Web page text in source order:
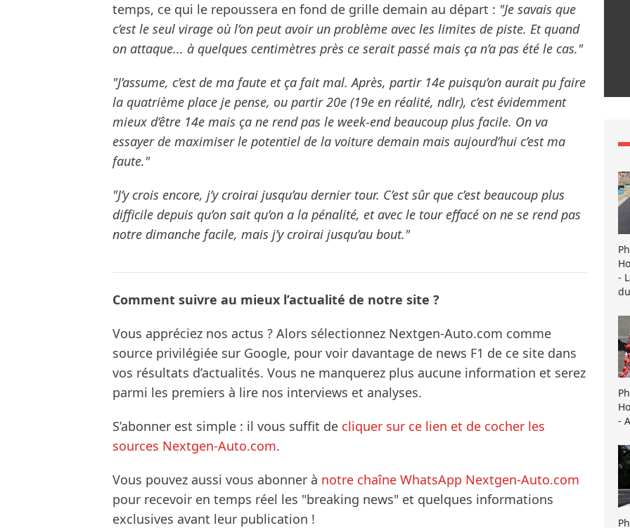
temps, ce qui le repoussera en fond de grille demain au départ : "Je savais que
c’est le seul virage où l’on peut avoir un problème avec les limites de piste. Et quand
on attaque... à quelques centimètres près ce serait passé mais ça n’a pas été le cas."
"J’assume, c’est de ma faute et ça fait mal. Après, partir 14e puisqu’on aurait pu faire
la quatrième place je pense, ou partir 20e (19e en réalité, ndlr), c’est évidemment
mieux d’être 14e mais ça ne rend pas le week-end beaucoup plus facile. On va
essayer de maximiser le potentiel de la voiture demain mais aujourd’hui c’est ma
faute."
"J’y crois encore, j’y croirai jusqu’au dernier tour. C’est sûr que c’est beaucoup plus
difficile depuis qu’on sait qu’on a la pénalité, et avec le tour effacé on ne se rend pas
notre dimanche facile, mais j’y croirai jusqu’au bout."
Comment suivre au mieux l’actualité de notre site ?
Vous appréciez nos actus ? Alors sélectionnez Nextgen-Auto.com comme
source privilégiée sur Google, pour voir davantage de news F1 de ce site dans
vos résultats d’actualités. Vous ne manquerez plus aucune information et serez
parmi les premiers à lire nos interviews et analyses.
S’abonner est simple : il vous suffit de cliquer sur ce lien et de cocher les
sources Nextgen-Auto.com.
Vous pouvez aussi vous abonner à notre chaîne WhatsApp Nextgen-Auto.com
pour recevoir en temps réel les "breaking news" et quelques informations
exclusives avant leur publication !
-
-